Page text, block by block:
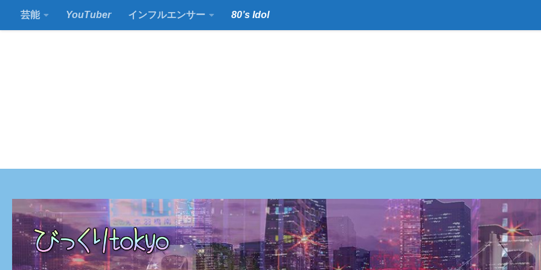
コンテンツの下
芸能 YouTuber インフルエンサー 80’s Idol